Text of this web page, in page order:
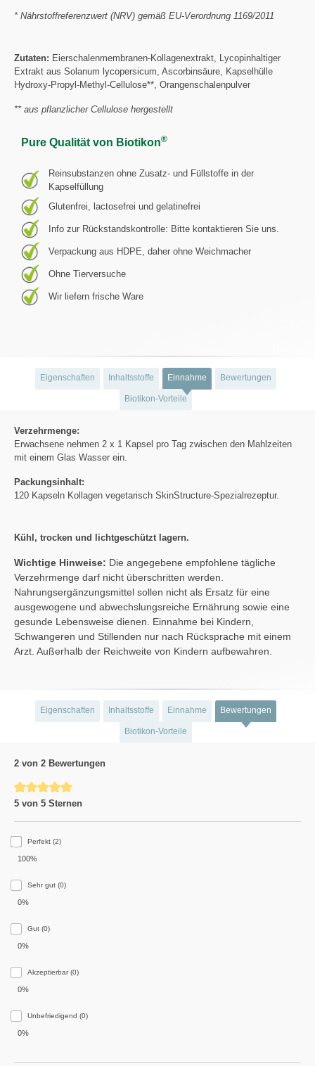
* Nährstoffreferenzwert (NRV) gemäß EU-Verordnung 1169/2011
Zutaten: Eierschalenmembranen-Kollagenextrakt, Lycopinhaltiger
Extrakt aus Solanum lycopersicum, Ascorbinsäure, Kapselhülle
Hydroxy-Propyl-Methyl-Cellulose**, Orangenschalenpulver
** aus pflanzlicher Cellulose hergestellt
Pure Qualität von Biotikon®
Reinsubstanzen ohne Zusatz- und Füllstoffe in der
Kapselfüllung
Glutenfrei, lactosefrei und gelatinefrei
Info zur Rückstandskontrolle: Bitte kontaktieren Sie uns.
Verpackung aus HDPE, daher ohne Weichmacher
Ohne Tierversuche
Wir liefern frische Ware
Eigenschaften Inhaltsstoffe Einnahme Bewertungen
Biotikon-Vorteile
Verzehrmenge:
Erwachsene nehmen 2 x 1 Kapsel pro Tag zwischen den Mahlzeiten
mit einem Glas Wasser ein.
Packungsinhalt:
120 Kapseln Kollagen vegetarisch SkinStructure-Spezialrezeptur.
Kühl, trocken und lichtgeschützt lagern.
Wichtige Hinweise: Die angegebene empfohlene tägliche
Verzehrmenge darf nicht überschritten werden.
Nahrungsergänzungsmittel sollen nicht als Ersatz für eine
ausgewogene und abwechslungsreiche Ernährung sowie eine
gesunde Lebensweise dienen. Einnahme bei Kindern,
Schwangeren und Stillenden nur nach Rücksprache mit einem
Arzt. Außerhalb der Reichweite von Kindern aufbewahren.
Eigenschaften Inhaltsstoffe Einnahme Bewertungen
Biotikon-Vorteile
2 von 2 Bewertungen
Durchschnittliche Bewertung von 5 von 5 Sternen
5 von 5 Sternen
Perfekt (2)
100%
Sehr gut (0)
0%
Gut (0)
0%
Akzeptierbar (0)
0%
Unbefriedigend (0)
0%